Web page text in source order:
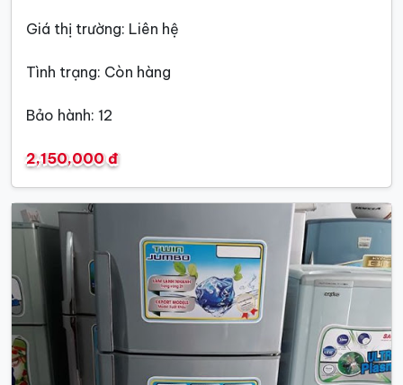
Giá thị trường: Liên hệ
Tình trạng: Còn hàng
Bảo hành: 12
2,150,000 đ